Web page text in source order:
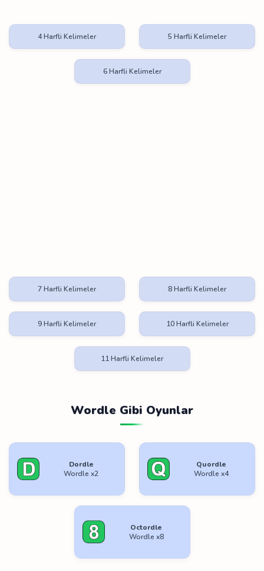
4 Harfli Kelimeler 5 Harfli Kelimeler
6 Harfli Kelimeler
7 Harfli Kelimeler 8 Harfli Kelimeler
9 Harfli Kelimeler 10 Harfli Kelimeler
11 Harfli Kelimeler
Wordle Gibi Oyunlar
Dordle
Wordle x2
Quordle
Wordle x4
Octordle
Wordle x8